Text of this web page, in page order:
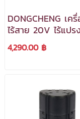
DONGCHENG เค
ไร้สาย 20V ไร้แปร
ขนาด 4" รุ่น
100 (TYPE EM) พ
4,290.00 ฿